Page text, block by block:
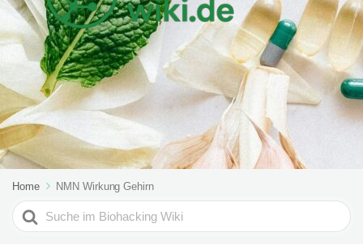
Home NMN Wirkung Gehirn
Search
For